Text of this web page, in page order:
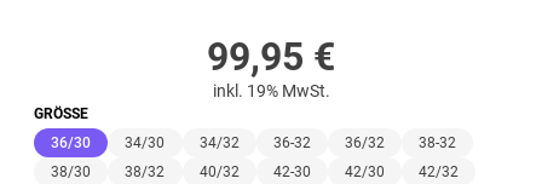
99,95 €
inkl. 19% MwSt.
GRÖSSE
36/30(ausgewählt)
34/30 34/32 36-32 36/32
38-32
38/30
38/32 40/32 42-30 42/30
42/32